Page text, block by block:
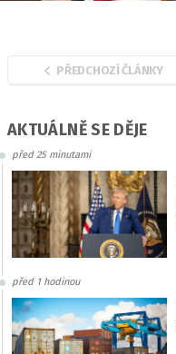
PŘEDCHOZÍ ČLÁNKY
AKTUÁLNĚ SE DĚJE
před 25 minutami
před 1 hodinou